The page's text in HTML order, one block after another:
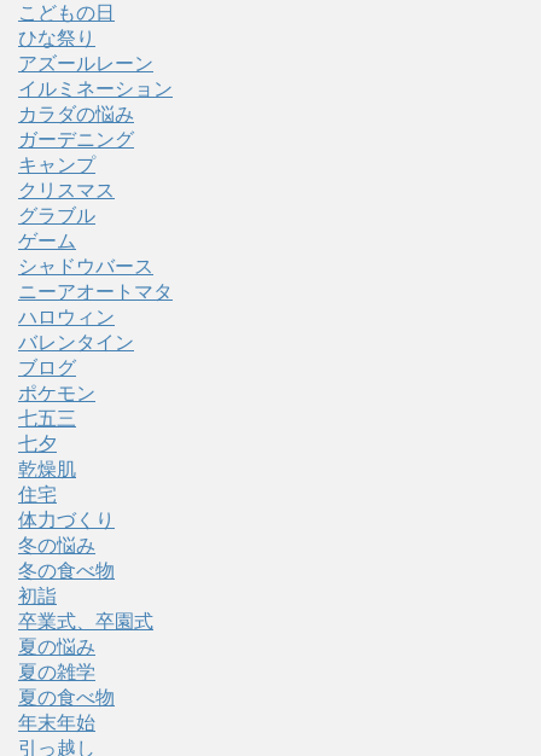
こどもの日
ひな祭り
アズールレーン
イルミネーション
カラダの悩み
ガーデニング
キャンプ
クリスマス
グラブル
ゲーム
シャドウバース
ニーアオートマタ
ハロウィン
バレンタイン
ブログ
ポケモン
七五三
七夕
乾燥肌
住宅
体力づくり
冬の悩み
冬の食べ物
初詣
卒業式、卒園式
夏の悩み
夏の雑学
夏の食べ物
年末年始
引っ越し